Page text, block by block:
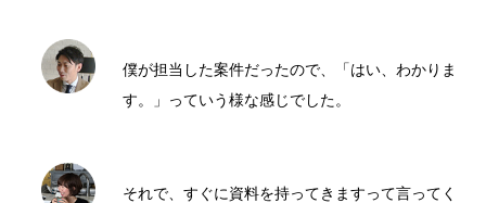
僕が担当した案件だったので、「はい、わかりま
す。」っていう様な感じでした。
それで、すぐに資料を持ってきますって言ってく